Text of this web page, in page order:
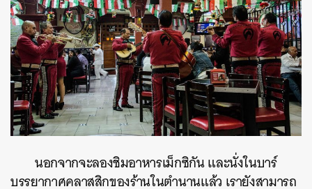
นอกจากจะลองชิมอาหารเม็กซิกัน และนั่งในบาร์
บรรยากาศคลาสสิกของร้านในตำนานแล้ว เรายังสามารถ